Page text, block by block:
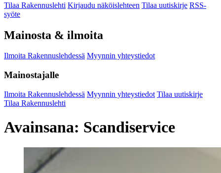
Tilaa Rakennuslehti Kirjaudu näköislehteen Tilaa uutiskirje RSS-
syöte
Mainosta & ilmoita
Ilmoita Rakennuslehdessä Myynnin yhteystiedot
Mainostajalle
Ilmoita Rakennuslehdessä Myynnin yhteystiedot Tilaa uutiskirje
Tilaa Rakennuslehti
Avainsana: Scandiservice